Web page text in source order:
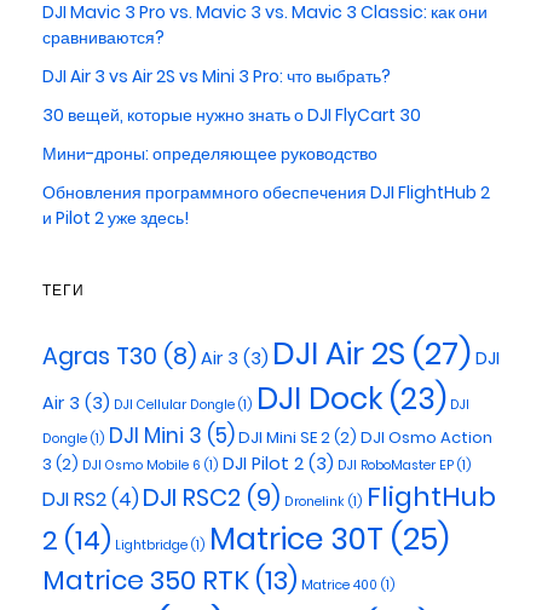
DJI Mavic 3 Pro vs. Mavic 3 vs. Mavic 3 Classic: как они
сравниваются?
DJI Air 3 vs Air 2S vs Mini 3 Pro: что выбрать?
30 вещей, которые нужно знать о DJI FlyCart 30
Мини-дроны: определяющее руководство
Обновления программного обеспечения DJI FlightHub 2
и Pilot 2 уже здесь!
ТЕГИ
Agras T30 (8) Air 3 (3) DJI Air 2S (27) DJI
Air 3 (3) DJI Cellular Dongle (1) DJI Dock (23) DJI
Dongle (1) DJI Mini 3 (5)DJI Mini SE 2(2) DJI Osmo Action
3 (2) DJI Osmo Mobile 6 (1) DJI Pilot 2 (3) DJI RoboMaster EP (1)
DJI RS2(4)DJI RSC2 (9) Dronelink (1) FlightHub
2 (14) Lightbridge (1) Matrice 30T (25)
Matrice 350 RTK(13) Matrice 400 (1)